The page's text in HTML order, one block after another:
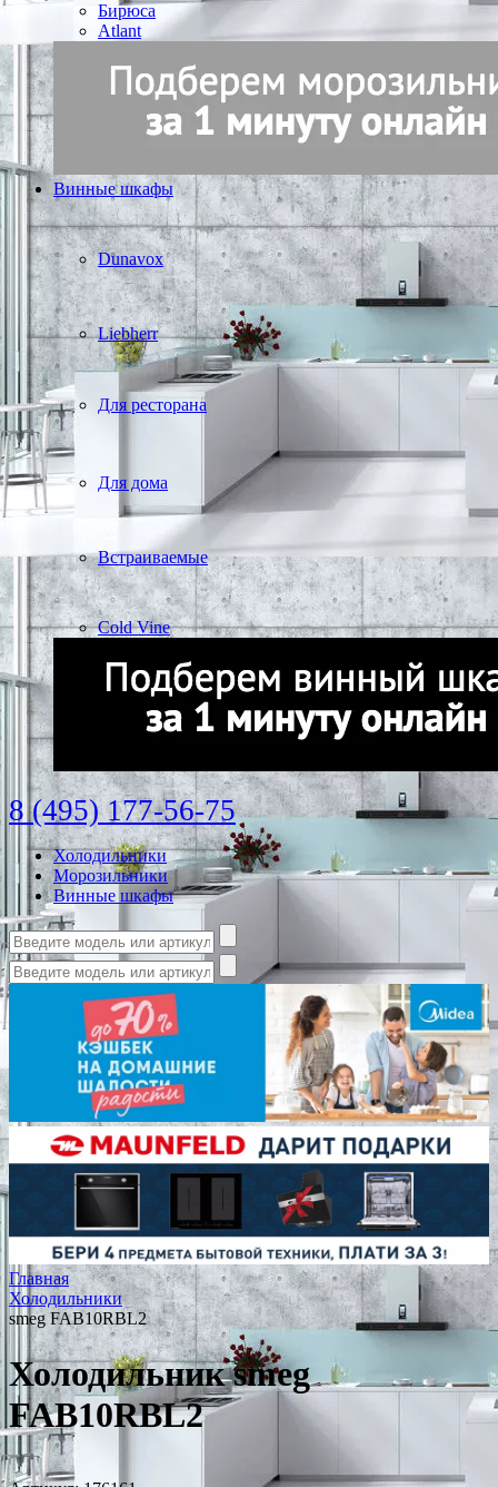
Бирюса
Atlant
Винные шкафы
Dunavox
Liebherr
Для ресторана
Для дома
Встраиваемые
Cold Vine
8 (495) 177-56-75
Холодильники
Морозильники
Винные шкафы
Главная
Холодильники
smeg FAB10RBL2
Холодильник smeg
FAB10RBL2